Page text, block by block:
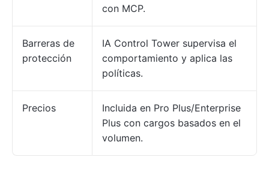
con MCP.
Barreras de
protección
IA Control Tower supervisa el
comportamiento y aplica las
políticas.
Precios
Incluida en Pro Plus/Enterprise
Plus con cargos basados en el
volumen.